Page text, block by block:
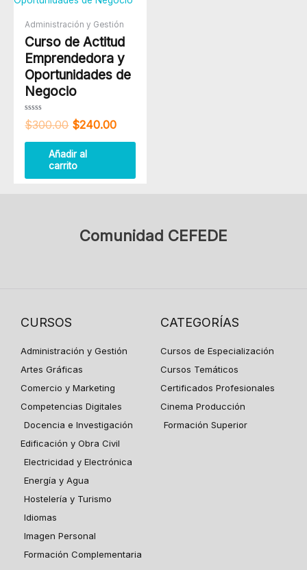
Administración y Gestión
Curso de Actitud
Emprendedora y
Oportunidades de
Negocio
Valorado
con
de
$300.00
era:
$300.00.
$240.00
es:
$240.00.
Añadir al
carrito
Comunidad CEFEDE
CURSOS
Administración y Gestión
Artes Gráficas
Comercio y Marketing
Competencias Digitales
Docencia e Investigación
Edificación y Obra Civil
Electricidad y Electrónica
Energía y Agua
Hostelería y Turismo
Idiomas
Imagen Personal
Formación Complementaria
CATEGORÍAS
Cursos de Especialización
Cursos Temáticos
Certificados Profesionales
Cinema Producción
Formación Superior